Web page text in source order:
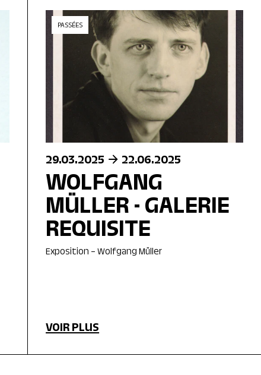
PASSÉES
29.03.2025 22.06.2025
WOLFGANG
MÜLLER - GALERIE
REQUISITE
Exposition – Wolfgang Müller
VOIR PLUS